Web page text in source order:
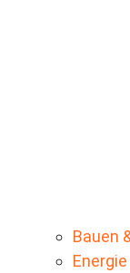
Bauen
Energie